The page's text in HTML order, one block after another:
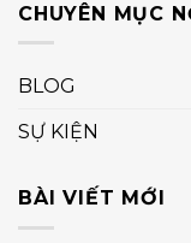
CHUYÊN MỤC
BLOG
SỰ KIỆN
BÀI VIẾT MỚI